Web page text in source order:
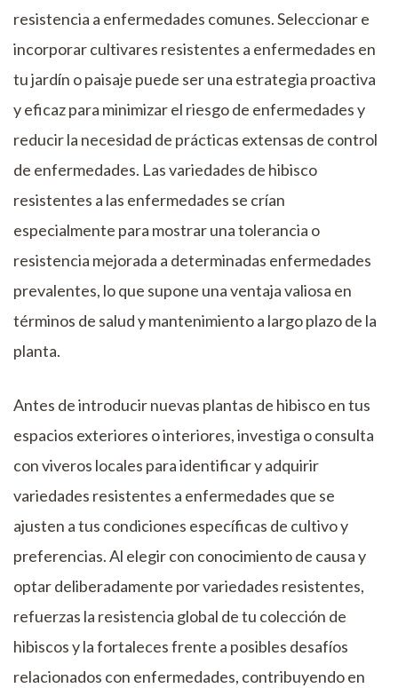
resistencia a enfermedades comunes. Seleccionar e
incorporar cultivares resistentes a enfermedades en
tu jardín o paisaje puede ser una estrategia proactiva
y eficaz para minimizar el riesgo de enfermedades y
reducir la necesidad de prácticas extensas de control
de enfermedades. Las variedades de hibisco
resistentes a las enfermedades se crían
especialmente para mostrar una tolerancia o
resistencia mejorada a determinadas enfermedades
prevalentes, lo que supone una ventaja valiosa en
términos de salud y mantenimiento a largo plazo de la
planta.
Antes de introducir nuevas plantas de hibisco en tus
espacios exteriores o interiores, investiga o consulta
con viveros locales para identificar y adquirir
variedades resistentes a enfermedades que se
ajusten a tus condiciones específicas de cultivo y
preferencias. Al elegir con conocimiento de causa y
optar deliberadamente por variedades resistentes,
refuerzas la resistencia global de tu colección de
hibiscos y la fortaleces frente a posibles desafíos
relacionados con enfermedades, contribuyendo en